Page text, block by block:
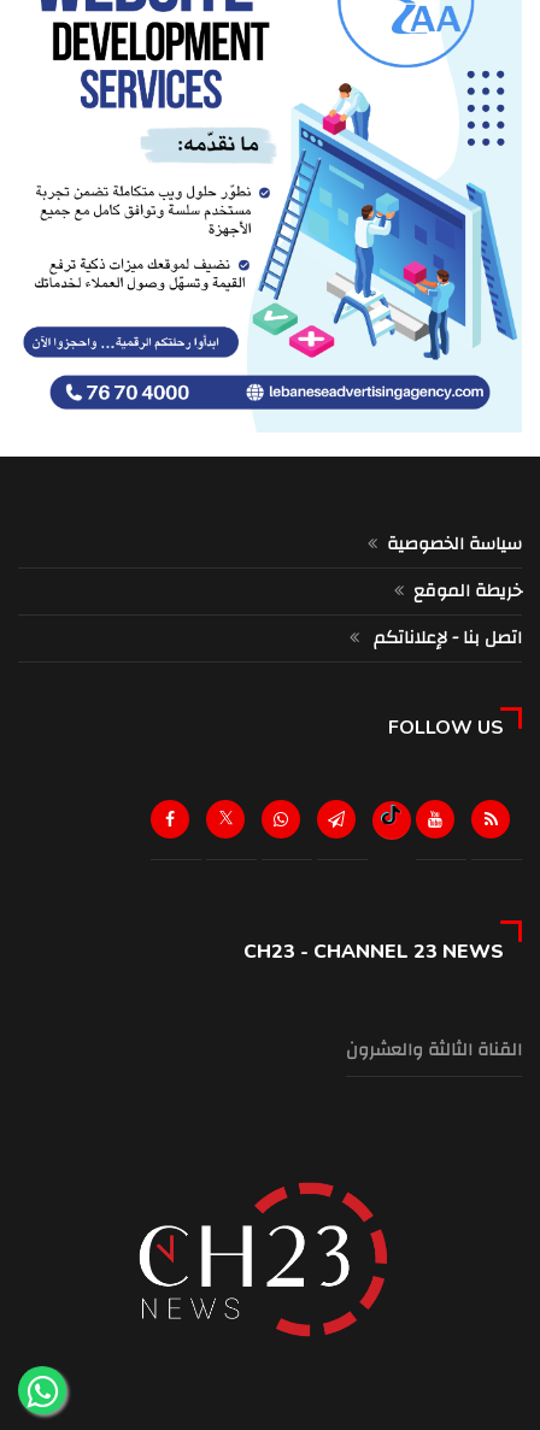
سياسة الخصوصية
خريطة الموقع
اتصل بنا - لإعلاناتكم
FOLLOW US
CH23 - CHANNEL 23 NEWS
القناة الثالثة والعشرون